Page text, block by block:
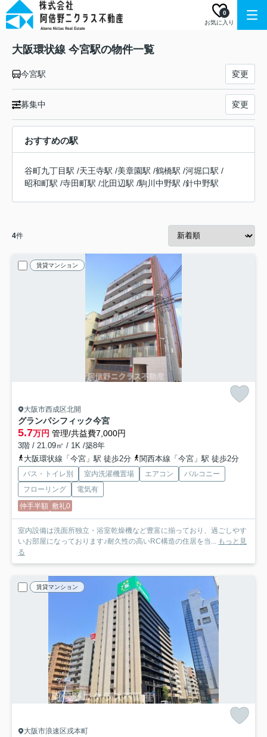
お気に入り
0
大阪環状線 今宮駅の物件一覧
今宮駅 変更
募集中 変更
おすすめの駅
谷町九丁目駅 /天王寺駅 /美章園駅 /鶴橋駅 /河堀口駅 /
昭和町駅 /寺田町駅 /北田辺駅 /駒川中野駅 /針中野駅
4件
賃貸マンション
大阪市西成区北開
グランパシフィック今宮
5.7万円 管理/共益費7,000円
3階 / 21.09㎡ / 1K /築8年
大阪環状線「今宮」駅 徒歩2分
関西本線「今宮」駅 徒歩2分
バス・トイレ別 室内洗濯機置場 エアコン
バルコニー
フローリング
電気有
仲手半額 敷礼0
室内設備は洗面所独立・浴室乾燥機など豊富に揃っており、過ごしやす
いお部屋になっております♪耐久性の高いRC構造の住居を当... もっと見
る
賃貸マンション
大阪市浪速区戎本町